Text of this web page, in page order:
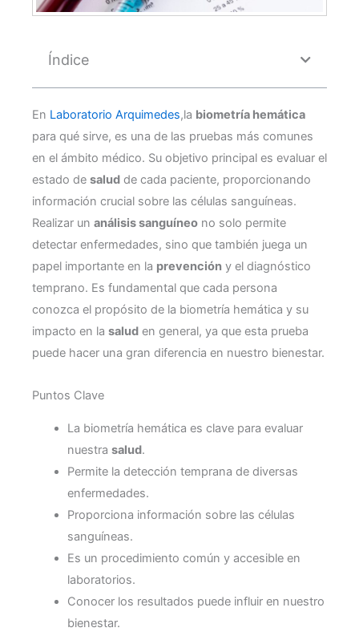
Índice
En Laboratorio Arquimedes,la biometría hemática
para qué sirve, es una de las pruebas más comunes
en el ámbito médico. Su objetivo principal es evaluar el
estado de salud de cada paciente, proporcionando
información crucial sobre las células sanguíneas.
Realizar un análisis sanguíneo no solo permite
detectar enfermedades, sino que también juega un
papel importante en la prevención y el diagnóstico
temprano. Es fundamental que cada persona
conozca el propósito de la biometría hemática y su
impacto en la salud en general, ya que esta prueba
puede hacer una gran diferencia en nuestro bienestar.
Puntos Clave
La biometría hemática es clave para evaluar
nuestra salud.
Permite la detección temprana de diversas
enfermedades.
Proporciona información sobre las células
sanguíneas.
Es un procedimiento común y accesible en
laboratorios.
Conocer los resultados puede influir en nuestro
bienestar.